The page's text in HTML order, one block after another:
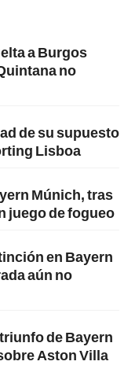
a Burgos
no
de su supuesto
Lisboa
Múnich, tras
juego de fogueo
en Bayern
aún no
de Bayern
Aston Villa